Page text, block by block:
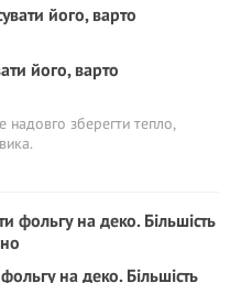
його, варто
зберегти тепло,
на деко. Більшість